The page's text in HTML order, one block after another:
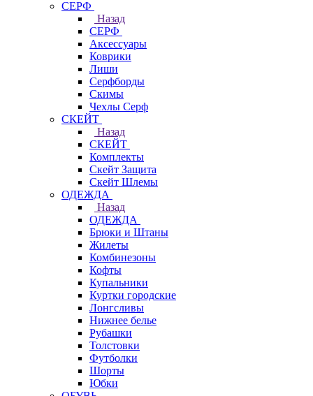
СЕРФ
Назад
СЕРФ
Аксессуары
Коврики
Лиши
Серфборды
Скимы
Чехлы Cерф
СКЕЙТ
Назад
СКЕЙТ
Комплекты
Скейт Защита
Скейт Шлемы
ОДЕЖДА
Назад
ОДЕЖДА
Брюки и Штаны
Жилеты
Комбинезоны
Кофты
Купальники
Куртки городские
Лонгсливы
Нижнее белье
Рубашки
Толстовки
Футболки
Шорты
Юбки